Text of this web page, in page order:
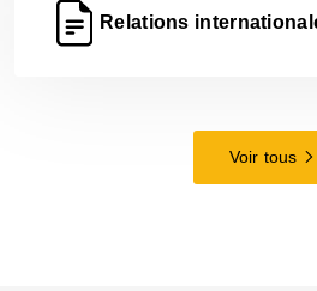
Relations
Voir tous